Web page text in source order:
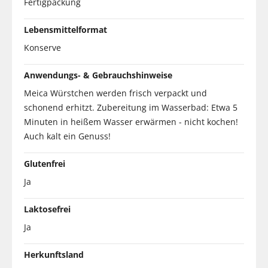
Lebensmittelformat
Konserve
Anwendungs- & Gebrauchshinweise
Meica Würstchen werden frisch verpackt und
schonend erhitzt. Zubereitung im Wasserbad: Etwa 5
Minuten in heißem Wasser erwärmen - nicht kochen!
Auch kalt ein Genuss!
Glutenfrei
Ja
Laktosefrei
Ja
Herkunftsland